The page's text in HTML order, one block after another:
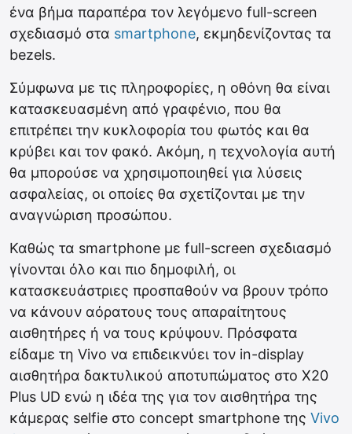
ένα βήμα παραπέρα τον λεγόμενο full-screen
σχεδιασμό στα smartphone, εκμηδενίζοντας τα
bezels.
Σύμφωνα με τις πληροφορίες, η οθόνη θα είναι
κατασκευασμένη από γραφένιο, που θα
επιτρέπει την κυκλοφορία του φωτός και θα
κρύβει και τον φακό. Ακόμη, η τεχνολογία αυτή
θα μπορούσε να χρησιμοποιηθεί για λύσεις
ασφαλείας, οι οποίες θα σχετίζονται με την
αναγνώριση προσώπου.
Καθώς τα smartphone με full-screen σχεδιασμό
γίνονται όλο και πιο δημοφιλή, οι
κατασκευάστριες προσπαθούν να βρουν τρόπο
να κάνουν αόρατους τους απαραίτητους
αισθητήρες ή να τους κρύψουν. Πρόσφατα
είδαμε τη Vivo να επιδεικνύει τον in-display
αισθητήρα δακτυλικού αποτυπώματος στο X20
Plus UD ενώ η ιδέα της για τον αισθητήρα της
κάμερας selfie στο concept smartphone της Vivo